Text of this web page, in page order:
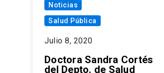
Noticias
Salud Pública
Julio 8, 2020
Doctora Sandra Cortés
del Depto. de Salud